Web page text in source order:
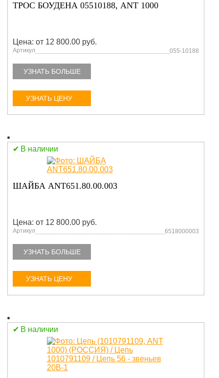
ТРОС БОУДЕНА 05510188, ANT 1000
Цена: от 12 800.00 руб.
Артикул 055-10188
УЗНАТЬ БОЛЬШЕ
УЗНАТЬ ЦЕНУ
В наличии
ШАЙБА ANT651.80.00.003
Цена: от 12 800.00 руб.
Артикул 6518000003
УЗНАТЬ БОЛЬШЕ
УЗНАТЬ ЦЕНУ
В наличии